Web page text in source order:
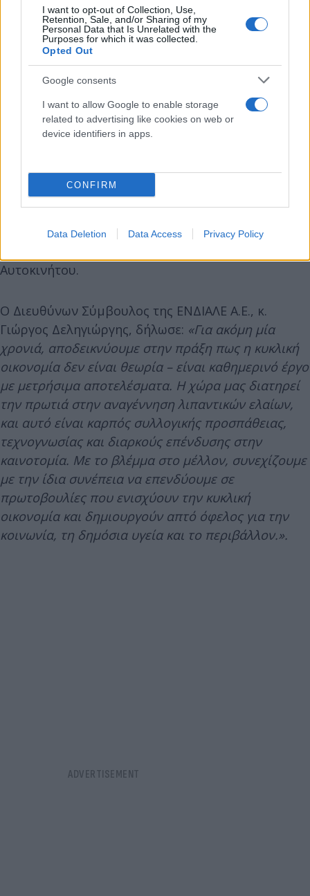
I want to opt-out of Collection, Use,
Retention, Sale, and/or Sharing of my
Personal Data that Is Unrelated with the
Purposes for which it was collected.
Opted Out
Google consents
I want to allow Google to enable storage
related to advertising like cookies on web or
device identifiers in apps.
CONFIRM
Data Deletion Data Access Privacy Policy
Τέλος, με γνώμονα την προαγωγή της κυκλικής
οικονομίας και την αποτελεσματικότερη δυνατή
παρουσίασε την εμβάθυνση της στρατηγικής της
συνεργασίας τόσο με το Εθνικό Μετσόβιο
ΣΕΠΑΝ, με την υπογραφή Μνημονίων Συνεργασίας,
Αυτοκινήτου.
Ο Διευθύνων Σύμβουλος της ΕΝΔΙΑΛΕ Α.Ε., κ.
Γιώργος Δεληγιώργης, δήλωσε: «Για ακόμη μία
χρονιά, αποδεικνύουμε στην πράξη πως η κυκλική
οικονομία δεν είναι θεωρία – είναι καθημερινό έργο
με μετρήσιμα αποτελέσματα. Η χώρα μας διατηρεί
την πρωτιά στην αναγέννηση λιπαντικών ελαίων,
και αυτό είναι καρπός συλλογικής προσπάθειας,
τεχνογνωσίας και διαρκούς επένδυσης στην
καινοτομία. Με το βλέμμα στο μέλλον, συνεχίζουμε
με την ίδια συνέπεια να επενδύουμε σε
πρωτοβουλίες που ενισχύουν την κυκλική
οικονομία και δημιουργούν απτό όφελος για την
κοινωνία, τη δημόσια υγεία και το περιβάλλον.».